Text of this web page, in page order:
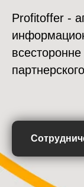
Profitoffer -